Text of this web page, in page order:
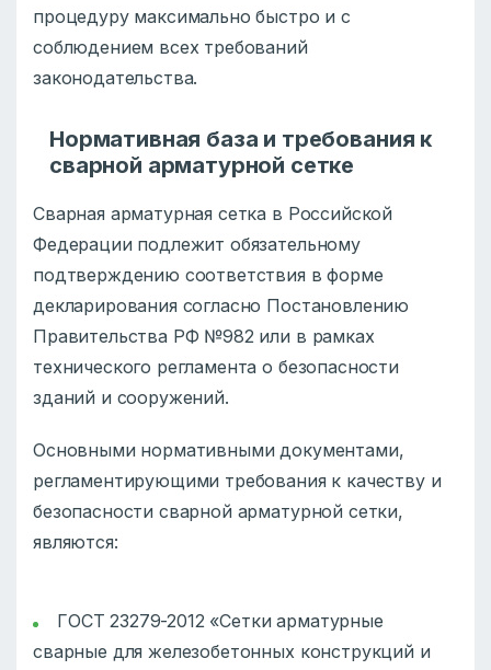
процедуру максимально быстро и с
соблюдением всех требований
законодательства.
Нормативная база и требования к
сварной арматурной сетке
Сварная арматурная сетка в Российской
Федерации подлежит обязательному
подтверждению соответствия в форме
декларирования согласно Постановлению
Правительства РФ №982 или в рамках
технического регламента о безопасности
зданий и сооружений.
Основными нормативными документами,
регламентирующими требования к качеству и
безопасности сварной арматурной сетки,
являются:
ГОСТ 23279-2012 «Сетки арматурные
сварные для железобетонных конструкций и